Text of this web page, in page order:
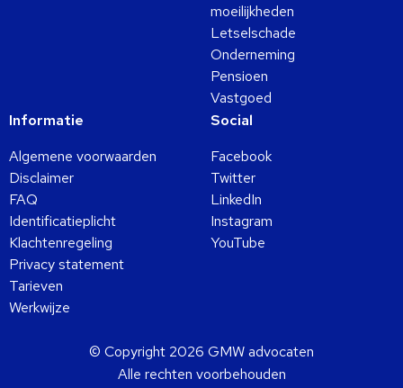
moeilijkheden
Letselschade
Onderneming
Pensioen
Vastgoed
Informatie
Algemene voorwaarden
Disclaimer
FAQ
Identificatieplicht
Klachtenregeling
Privacy statement
Tarieven
Werkwijze
Social
Facebook
Twitter
LinkedIn
Instagram
YouTube
© Copyright 2026 GMW advocaten
Alle rechten voorbehouden